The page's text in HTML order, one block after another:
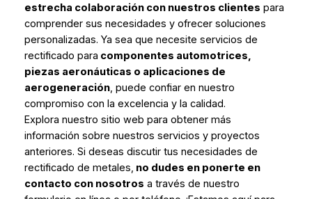
estrecha colaboración con nuestros clientes para
comprender sus necesidades y ofrecer soluciones
personalizadas. Ya sea que necesite servicios de
rectificado para componentes automotrices,
piezas aeronáuticas o aplicaciones de
aerogeneración, puede confiar en nuestro
compromiso con la excelencia y la calidad.
Explora nuestro sitio web para obtener más
información sobre nuestros servicios y proyectos
anteriores. Si deseas discutir tus necesidades de
rectificado de metales, no dudes en ponerte en
contacto con nosotros a través de nuestro